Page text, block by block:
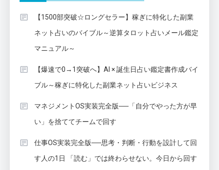
【1500部突破☆ロングセラー】稼ぎに特化した副業
ネット占いのバイブル～逆算タロット占いメール鑑定
マニュアル～
【爆速で0→1突破へ】AI × 誕生日占い鑑定書作成バイ
ブル～稼ぎに特化した副業ネット占いビジネス
マネジメントOS実装完全版──「自分でやった方が早
い」を捨ててチームで回す
仕事OS実装完全版──思考・判断・行動を設計して回
す人の1日 「読む」では終わらせない。今日から回す